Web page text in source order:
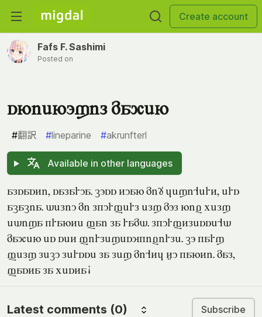
Create account
Fafs F. Sashimi
Posted on
snienoxil maqen
#翻訳 #lineparine #akrunfterl
Available in other languages
alsasti, salarua. coss tuan mi? jexi'ert, ers
acacia. deliu mi lkurferl elx mol niv pelx
edixa krante fai la ramd. lkurftlesse'd
maqen es set firlexesykivirle. co karx
felx lecu lersse la lex mi'tj zu kanti. mal,
fasta la pesta!
Latest comments (0) Subscribe